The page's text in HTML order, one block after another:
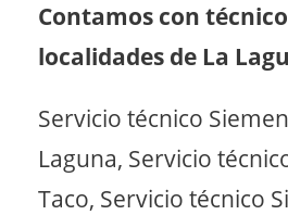
Contamos con
localidades de La
Servicio técnico
Laguna, Servicio
Taco, Servicio técnico